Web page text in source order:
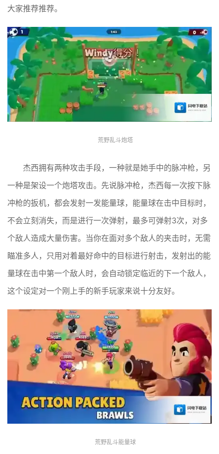
大家推荐推荐。
荒野乱斗炮塔
杰西拥有两种攻击手段，一种就是她手中的脉冲枪，另
一种是架设一个炮塔攻击。先说脉冲枪，杰西每一次按下脉
冲枪的扳机，都会发射一发能量球，能量球在击中目标时，
不会立刻消失，而是进行一次弹射，最多可弹射3次，对多
个敌人造成大量伤害。当你在面对多个敌人的夹击时，无需
瞄准多人，只用对着最好命中的目标进行射击，发射出的能
量球在击中第一个敌人时，会自动锁定临近的下一个敌人，
这个设定对一个刚上手的新手玩家来说十分友好。
荒野乱斗能量球